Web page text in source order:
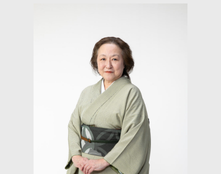
生徒の声
よくあるご質問
きものお役立ちコラム
スタッフブログ